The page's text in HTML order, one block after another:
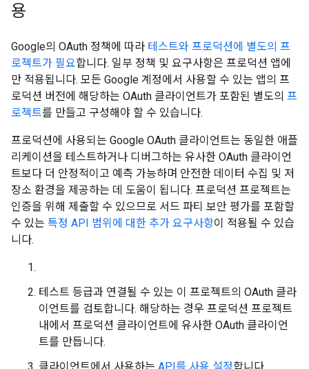
용
Google의 OAuth 정책에 따라 테스트와 프로덕션에 별도의 프
로젝트가 필요합니다. 일부 정책 및 요구사항은 프로덕션 앱에
만 적용됩니다. 모든 Google 계정에서 사용할 수 있는 앱의 프
로덕션 버전에 해당하는 OAuth 클라이언트가 포함된 별도의 프
로젝트를 만들고 구성해야 할 수 있습니다.
프로덕션에 사용되는 Google OAuth 클라이언트는 동일한 애플
리케이션을 테스트하거나 디버그하는 유사한 OAuth 클라이언
트보다 더 안정적이고 예측 가능하며 안전한 데이터 수집 및 저
장소 환경을 제공하는 데 도움이 됩니다. 프로덕션 프로젝트는
인증을 위해 제출할 수 있으므로 서드 파티 보안 평가를 포함할
수 있는 특정 API 범위에 대한 추가 요구사항이 적용될 수 있습
니다.
테스트 등급과 연결될 수 있는 이 프로젝트의 OAuth 클라
이언트를 검토합니다. 해당하는 경우 프로덕션 프로젝트
내에서 프로덕션 클라이언트에 유사한 OAuth 클라이언
트를 만듭니다.